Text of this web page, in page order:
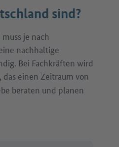
sind?
je nach
nachhaltige
Bei Fachkräften wird
einen Zeitraum von
beraten und planen